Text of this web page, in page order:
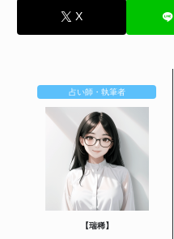
X
占い師・執筆者
【瑞稀】